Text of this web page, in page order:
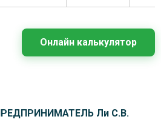
Онлайн калькулятор
Ли С.В.